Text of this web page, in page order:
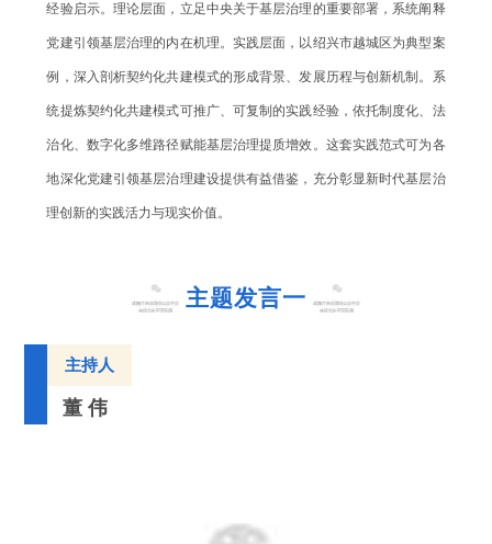
经验启示。理论层面，立足中央关于基层治理的重要部署，系统阐释
党建引领基层治理的内在机理。实践层面，以绍兴市越城区为典型案
例，深入剖析契约化共建模式的形成背景、发展历程与创新机制。系
统提炼契约化共建模式可推广、可复制的实践经验，依托制度化、法
治化、数字化多维路径赋能基层治理提质增效。这套实践范式可为各
地深化党建引领基层治理建设提供有益借鉴，充分彰显新时代基层治
理创新的实践活力与现实价值。
主题发言一
主持人
董 伟